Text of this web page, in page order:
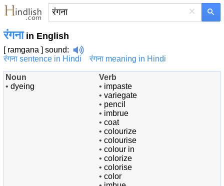
×
रंगनाin English
[ ramgana ] sound:
रंगना sentence in Hindi
रंगना meaning in Hindi
Noun
• dyeing
Verb
• impaste
• variegate
• pencil
• imbrue
• coat
• colourize
• colourise
• colour in
• colorize
• colorise
• color